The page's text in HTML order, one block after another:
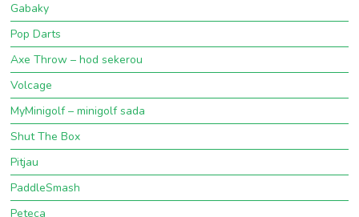
Gabaky
Pop Darts
Axe Throw – hod sekerou
Volcage
MyMinigolf – minigolf sada
Shut The Box
Pitjau
PaddleSmash
Peteca